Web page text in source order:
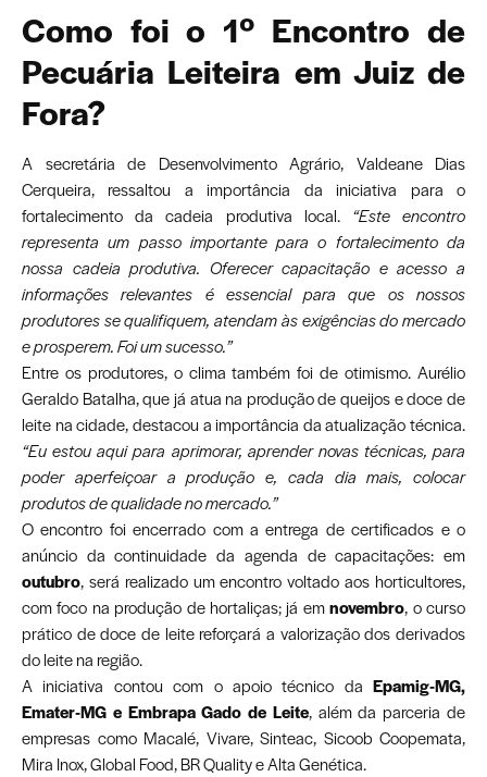
Como foi o 1º Encontro de
Pecuária Leiteira em Juiz de
Fora?
A secretária de Desenvolvimento Agrário, Valdeane Dias
Cerqueira, ressaltou a importância da iniciativa para o
fortalecimento da cadeia produtiva local. “Este encontro
representa um passo importante para o fortalecimento da
nossa cadeia produtiva. Oferecer capacitação e acesso a
informações relevantes é essencial para que os nossos
produtores se qualifiquem, atendam às exigências do mercado
e prosperem. Foi um sucesso.”
Entre os produtores, o clima também foi de otimismo. Aurélio
Geraldo Batalha, que já atua na produção de queijos e doce de
leite na cidade, destacou a importância da atualização técnica.
“Eu estou aqui para aprimorar, aprender novas técnicas, para
poder aperfeiçoar a produção e, cada dia mais, colocar
produtos de qualidade no mercado.”
O encontro foi encerrado com a entrega de certificados e o
anúncio da continuidade da agenda de capacitações: em
outubro, será realizado um encontro voltado aos horticultores,
com foco na produção de hortaliças; já emnovembro, o curso
prático de doce de leite reforçará a valorização dos derivados
do leite na região.
A iniciativa contou com o apoio técnico da Epamig-MG,
Emater-MG e Embrapa Gado de Leite, além da parceria de
empresas como Macalé, Vivare, Sinteac, Sicoob Coopemata,
Mira Inox, Global Food, BR Quality e Alta Genética.